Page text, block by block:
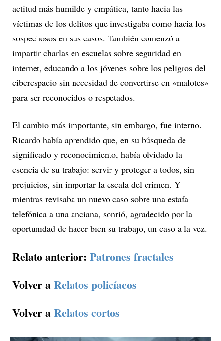
actitud más humilde y empática, tanto hacia las
víctimas de los delitos que investigaba como hacia los
sospechosos en sus casos. También comenzó a
impartir charlas en escuelas sobre seguridad en
internet, educando a los jóvenes sobre los peligros del
ciberespacio sin necesidad de convertirse en «malotes»
para ser reconocidos o respetados.
El cambio más importante, sin embargo, fue interno.
Ricardo había aprendido que, en su búsqueda de
significado y reconocimiento, había olvidado la
esencia de su trabajo: servir y proteger a todos, sin
prejuicios, sin importar la escala del crimen. Y
mientras revisaba un nuevo caso sobre una estafa
telefónica a una anciana, sonrió, agradecido por la
oportunidad de hacer bien su trabajo, un caso a la vez.
Relato anterior: Patrones fractales
Volver aRelatos policíacos
Volver aRelatos cortos